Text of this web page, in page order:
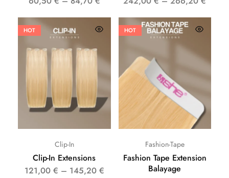
HOT
Clip-In
Clip-In Extensions
121,00 € – 145,20 €
HOT
Fashion-Tape
Fashion Tape Extension
Balayage